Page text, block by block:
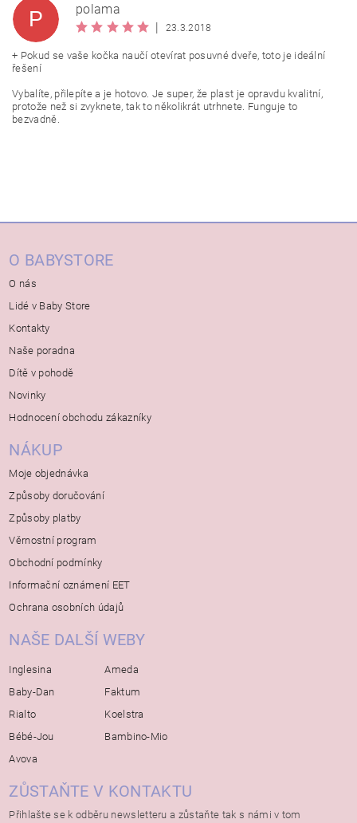
P
polama
|
23.3.2018
+ Pokud se vaše kočka naučí otevírat posuvné dveře, toto je ideální
řešení
Vybalíte, přilepíte a je hotovo. Je super, že plast je opravdu kvalitní,
protože než si zvyknete, tak to několikrát utrhnete. Funguje to
bezvadně.
O BABYSTORE
O nás
Lidé v Baby Store
Kontakty
Naše poradna
Dítě v pohodě
Novinky
Hodnocení obchodu zákazníky
NÁKUP
Moje objednávka
Způsoby doručování
Způsoby platby
Věrnostní program
Obchodní podmínky
Informační oznámení EET
Ochrana osobních údajů
NAŠE DALŠÍ WEBY
Inglesina
Baby-Dan
Rialto
Bébé-Jou
Avova
Ameda
Faktum
Koelstra
Bambino-Mio
ZŮSTAŇTE V KONTAKTU
Přihlašte se k odběru newsletteru a zůstaňte tak s námi v tom